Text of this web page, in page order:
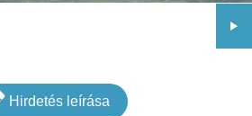
Hirdetés leírása